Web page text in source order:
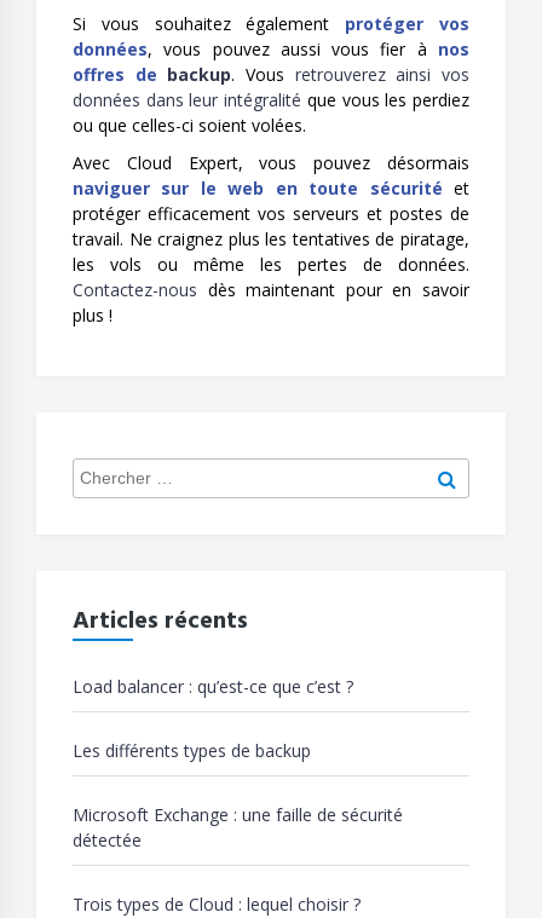
Si vous souhaitez également protéger vos
données, vous pouvez aussi vous fier à nos
offres de backup. Vous retrouverez ainsi vos
données dans leur intégralité que vous les perdiez
ou que celles-ci soient volées.
Avec Cloud Expert, vous pouvez désormais
naviguer sur le web en toute sécurité et
protéger efficacement vos serveurs et postes de
travail. Ne craignez plus les tentatives de piratage,
les vols ou même les pertes de données.
Contactez-nous dès maintenant pour en savoir
plus !
Search
for:
Articles récents
Load balancer : qu’est-ce que c’est ?
Les différents types de backup
Microsoft Exchange : une faille de sécurité
détectée
Trois types de Cloud : lequel choisir ?